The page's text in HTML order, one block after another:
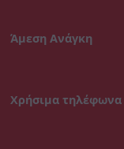
Άμεση Ανάγκη
Χρήσιμα τηλέφωνα